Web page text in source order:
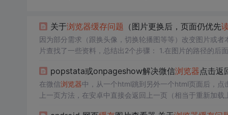
关于浏览器缓存问题 （图片更换后，页面仍优先
因为部分需求（跟换头像，切换轮播图等等）改变图片或者
popstata或onpageshow解决微信浏览器点击返
在微信浏览器中，从一个html跳到另外一个html页面后，点
上一页方法，在安卓中直接会返回上一页（相当于重新加